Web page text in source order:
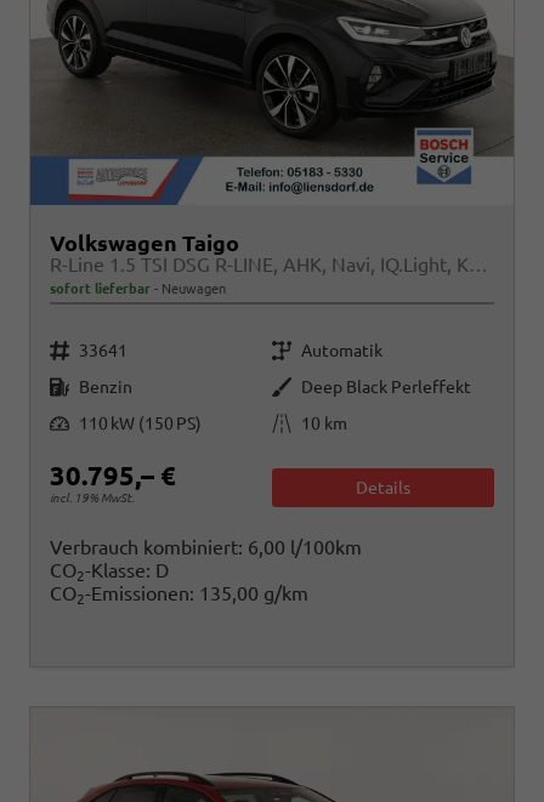
Volkswagen Taigo
R-Line 1.5 TSI DSG R-LINE, AHK, Navi, IQ.Light, Kamera, ACC, Winter
sofort lieferbar Neuwagen
Fahrzeugnr. 33641 Getriebe Automatik
Kraftstoff Benzin Außenfarbe Deep Black Perleffekt
Leistung
110 kW (150 PS) Kilometerstand 10 km
30.795,– €
incl. 19% MwSt.
Details
Verbrauch kombiniert: 6,00 l/100km
CO2-Klasse: D
CO2-Emissionen: 135,00 g/km